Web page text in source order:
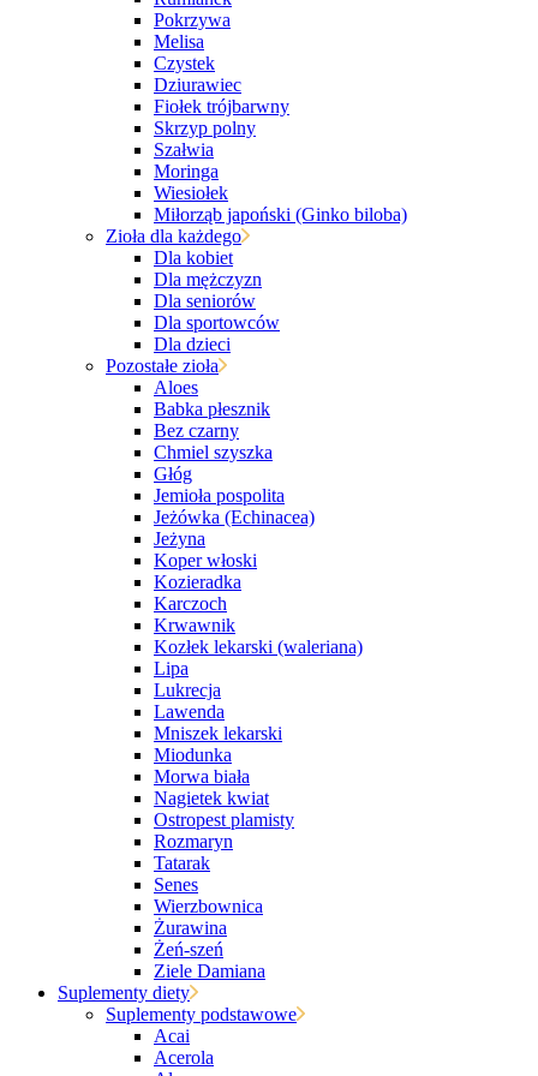
Pokrzywa
Melisa
Czystek
Dziurawiec
Fiołek trójbarwny
Skrzyp polny
Szałwia
Moringa
Wiesiołek
Miłorząb japoński (Ginko biloba)
Zioła dla każdego
Dla kobiet
Dla mężczyzn
Dla seniorów
Dla sportowców
Dla dzieci
Pozostałe zioła
Aloes
Babka płesznik
Bez czarny
Chmiel szyszka
Głóg
Jemioła pospolita
Jeżówka (Echinacea)
Jeżyna
Koper włoski
Kozieradka
Karczoch
Krwawnik
Kozłek lekarski (waleriana)
Lipa
Lukrecja
Lawenda
Mniszek lekarski
Miodunka
Morwa biała
Nagietek kwiat
Ostropest plamisty
Rozmaryn
Tatarak
Senes
Wierzbownica
Żurawina
Żeń-szeń
Ziele Damiana
Suplementy diety
Suplementy podstawowe
Acai
Acerola